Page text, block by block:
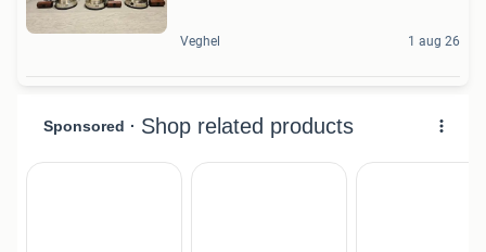
Veghel 1 aug 26